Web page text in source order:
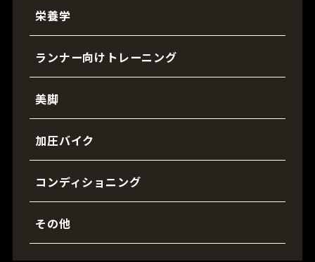
栄養学
ランナー向けトレーニング
美脚
加圧バイク
コンディショニング
その他